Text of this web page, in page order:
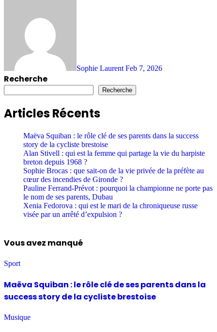
Sophie Laurent Feb 7, 2026
Recherche
Recherche
Articles Récents
Maëva Squiban : le rôle clé de ses parents dans la success
story de la cycliste brestoise
Alan Stivell : qui est la femme qui partage la vie du harpiste
breton depuis 1968 ?
Sophie Brocas : que sait-on de la vie privée de la préfète au
cœur des incendies de Gironde ?
Pauline Ferrand-Prévot : pourquoi la championne ne porte pas
le nom de ses parents, Dubau
Xenia Fedorova : qui est le mari de la chroniqueuse russe
visée par un arrêté d’expulsion ?
Vous avez manqué
Sport
Maëva Squiban : le rôle clé de ses parents dans la
success story de la cycliste brestoise
Musique